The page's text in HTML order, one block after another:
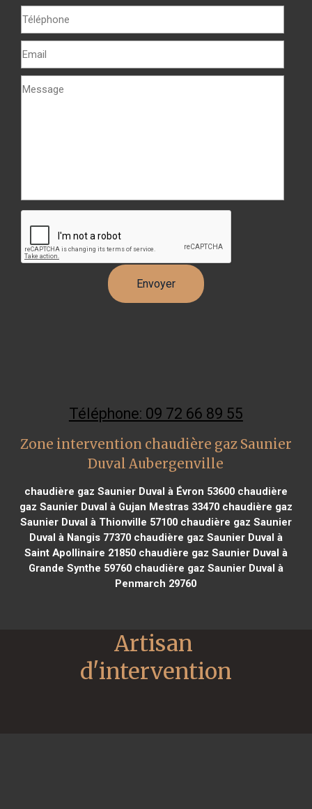
Téléphone: 09 72 66 89 55
Zone intervention chaudière gaz Saunier
Duval Aubergenville
chaudière gaz Saunier Duval à Évron 53600chaudière
gaz Saunier Duval à Gujan Mestras 33470chaudière gaz
Saunier Duval à Thionville 57100chaudière gaz Saunier
Duval à Nangis 77370chaudière gaz Saunier Duval à
Saint Apollinaire 21850chaudière gaz Saunier Duval à
Grande Synthe 59760chaudière gaz Saunier Duval à
Penmarch 29760
Artisan
d'intervention